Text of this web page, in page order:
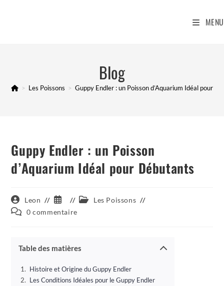
MENU
Blog
> Les Poissons > Guppy Endler : un Poisson d’Aquarium Idéal pour
Guppy Endler : un Poisson
d’Aquarium Idéal pour Débutants
Auteur/autrice
de
Leon
Publication
publiée :
Post Les Poissons
Commentaires
0 commentaire
Table des matières
Histoire et Origine du Guppy Endler
Les Conditions Idéales pour le Guppy Endler